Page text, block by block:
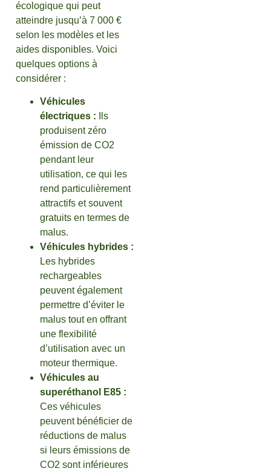
écologique qui peut
atteindre jusqu’à 7 000 €
selon les modèles et les
aides disponibles. Voici
quelques options à
considérer :
Véhicules
électriques : Ils
produisent zéro
émission de CO2
pendant leur
utilisation, ce qui les
rend particulièrement
attractifs et souvent
gratuits en termes de
malus.
Véhicules hybrides :
Les hybrides
rechargeables
peuvent également
permettre d’éviter le
malus tout en offrant
une flexibilité
d’utilisation avec un
moteur thermique.
Véhicules au
superéthanol E85 :
Ces véhicules
peuvent bénéficier de
réductions de malus
si leurs émissions de
CO2 sont inférieures